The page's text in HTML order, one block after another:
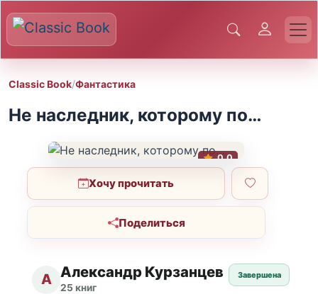
Classic Book/Фантастика
Не наследник, которому по…
0.0
Хочу прочитать
Поделиться
А Александр Курзанцев
25 книг
Завершена